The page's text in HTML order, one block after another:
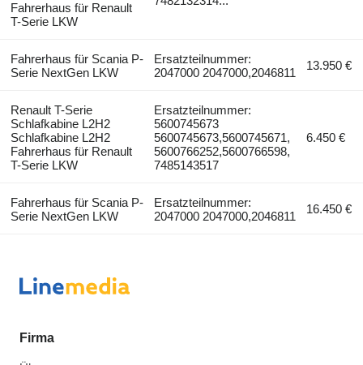
Fahrerhaus für Renault
T-Serie LKW
Fahrerhaus für Scania P-
Serie NextGen LKW
Ersatzteilnummer:
2047000 2047000,2046811
13.950 €
Renault T-Serie
Schlafkabine L2H2
Schlafkabine L2H2
Fahrerhaus für Renault
T-Serie LKW
Ersatzteilnummer:
5600745673
5600745673,5600745671,
5600766252,5600766598,
7485143517
6.450 €
Fahrerhaus für Scania P-
Serie NextGen LKW
Ersatzteilnummer:
2047000 2047000,2046811
16.450 €
Firma